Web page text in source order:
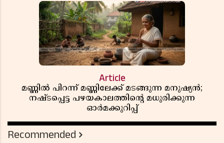
Article
മണ്ണിൽ പിറന്ന് മണ്ണിലേക്ക് മടങ്ങുന്ന മനുഷ്യൻ;
നഷ്ടപ്പെട്ട പഴയകാലത്തിൻ്റെ മധുരിക്കുന്ന
ഓർമക്കുറിപ്പ്
Recommended